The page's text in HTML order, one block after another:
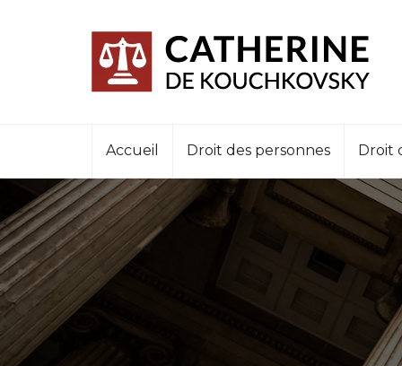
Accueil Droit des personnes Droit